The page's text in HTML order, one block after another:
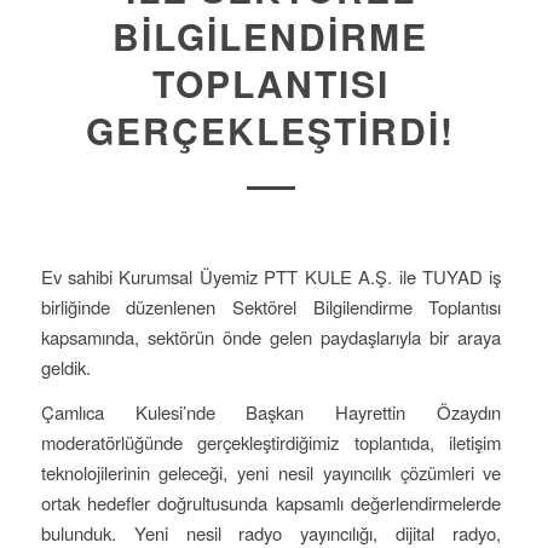
BİLGİLENDİRME
TOPLANTISI
GERÇEKLEŞTİRDİ!
Ev sahibi Kurumsal Üyemiz PTT KULE A.Ş. ile TUYAD iş
birliğinde düzenlenen Sektörel Bilgilendirme Toplantısı
kapsamında, sektörün önde gelen paydaşlarıyla bir araya
geldik.
Çamlıca Kulesi’nde Başkan Hayrettin Özaydın
moderatörlüğünde gerçekleştirdiğimiz toplantıda, iletişim
teknolojilerinin geleceği, yeni nesil yayıncılık çözümleri ve
ortak hedefler doğrultusunda kapsamlı değerlendirmelerde
bulunduk. Yeni nesil radyo yayıncılığı, dijital radyo,